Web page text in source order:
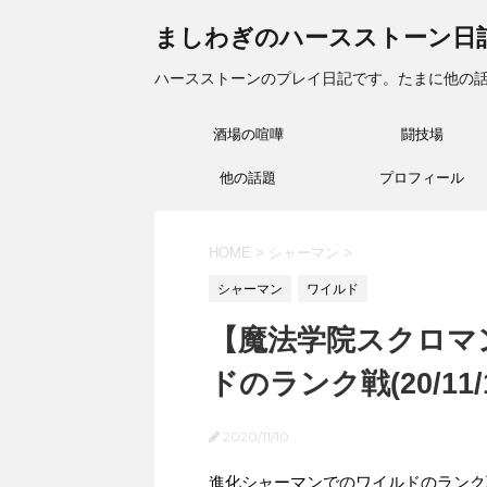
ましわぎのハースストーン日
ハースストーンのプレイ日記です。たまに他の
酒場の喧嘩 闘技場
他の話題 プロフィール
HOME > シャーマン >
シャーマン ワイルド
【魔法学院スクロ
ドのランク戦(20/
2020/11/10
進化シャーマンでのワイルドのラン